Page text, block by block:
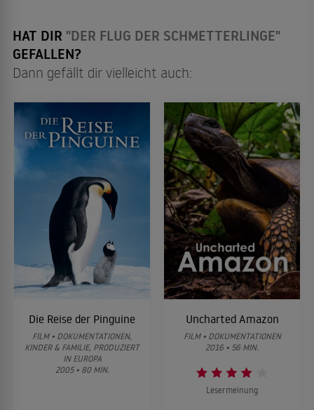
HAT DIR "DER FLUG DER SCHMETTERLINGE"
GEFALLEN?
Dann gefällt dir vielleicht auch:
Die Reise der Pinguine
FILM • DOKUMENTATIONEN,
KINDER & FAMILIE, PRODUZIERT
IN EUROPA
2005 • 80 MIN.
Uncharted Amazon
FILM • DOKUMENTATIONEN
2016 • 56 MIN.
Lesermeinung